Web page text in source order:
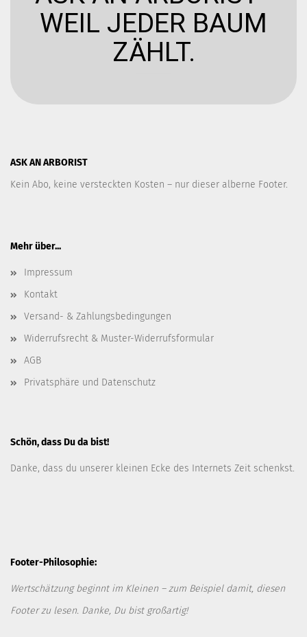
WEIL JEDER BAUM
ZÄHLT.
ASK AN ARBORIST
Kein Abo, keine versteckten Kosten – nur dieser alberne Footer.
Mehr über...
Impressum
Kontakt
Versand- & Zahlungsbedingungen
Widerrufsrecht & Muster-Widerrufsformular
AGB
Privatsphäre und Datenschutz
Schön, dass Du da bist!
Danke, dass du unserer kleinen Ecke des Internets Zeit schenkst.
Footer-Philosophie:
Wertschätzung beginnt im Kleinen – zum Beispiel damit, diesen
Footer zu lesen. Danke, Du bist großartig!